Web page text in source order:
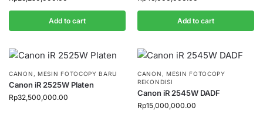
Add to cart Add to cart
CANON , MESIN FOTOCOPY BARU
Canon iR 2525W Platen
Rp32,500,000.00
CANON , MESIN FOTOCOPY
REKONDISI
Canon iR 2545W DADF
Rp15,000,000.00